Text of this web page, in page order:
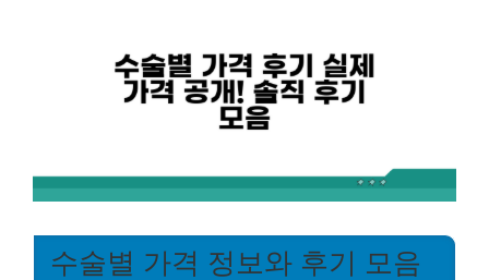
수술별 가격 정보와 후기 모음